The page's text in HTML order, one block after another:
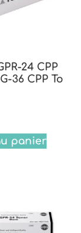
24 CPP
36 CPP To
panier